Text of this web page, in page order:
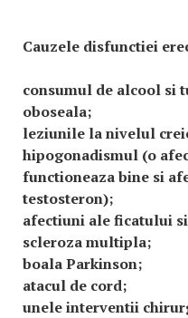
Cauzele disfunctiei
consumul de alcool si
oboseala;
leziunile la nivelul
hipogonadismul (o
functioneaza bine si
testosteron);
afectiuni ale ficatului
scleroza multipla;
boala Parkinson;
atacul de cord;
unele interventii